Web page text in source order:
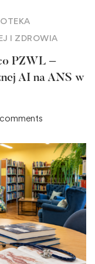
I ZDROWIA
PZWL –
AI na ANS w